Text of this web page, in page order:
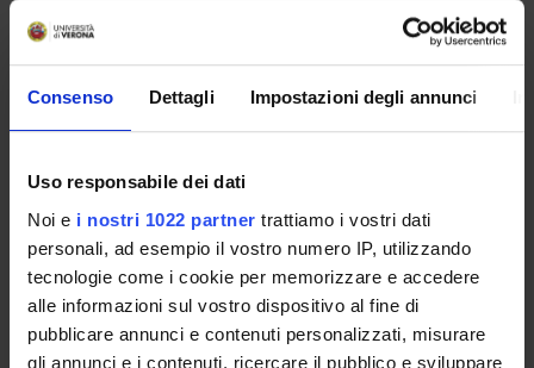
Consenso Dettagli Impostazioni degli annunci
Uso responsabile dei dati
Noi e i nostri 1022 partner trattiamo i vostri dati
personali, ad esempio il vostro numero IP, utilizzando
tecnologie come i cookie per memorizzare e accedere
alle informazioni sul vostro dispositivo al fine di
pubblicare annunci e contenuti personalizzati, misurare
gli annunci e i contenuti, ricercare il pubblico e sviluppare
PROJECT PARTICIPANTS
RESEARCH AREAS INVOLVED IN THE PROJECT
Sicurezza informatica
Formal methods and theory of security